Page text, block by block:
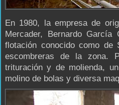
En 1980, la empresa de
Mercader, Bernardo
flotación conocido como
escombreras de la zona.
trituración y de molienda,
molino de bolas y diversa